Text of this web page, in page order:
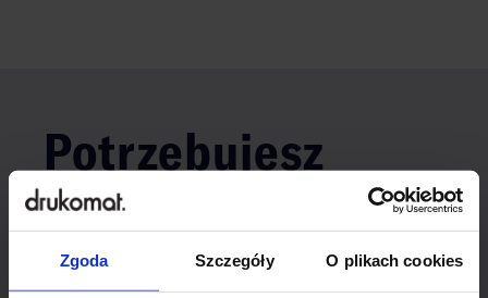
Zgoda Szczegóły O plikach cookies
Potrzebujesz
indywidualnego
rozwiązania?